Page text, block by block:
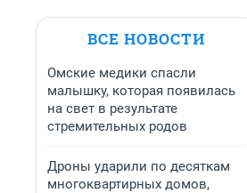
ВСЕ НОВОСТИ
Омские медики спасли
малышку, которая появилась
на свет в результате
стремительных родов
Дроны ударили по десяткам
многоквартирных домов,